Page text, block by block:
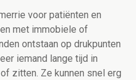
voor patiënten en
met immobiele of
ontstaan op drukpunten
iemand lange tijd in
zitten. Ze kunnen snel erg